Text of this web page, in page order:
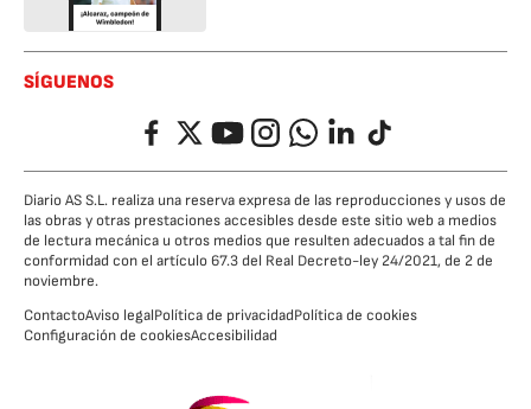
SÍGUENOS
FacebookTwitterYouTubeInstagramWhatsappLinkedIn
TikTok
Diario AS S.L. realiza una reserva expresa de las reproducciones y usos de
las obras y otras prestaciones accesibles desde este sitio web a medios
de lectura mecánica u otros medios que resulten adecuados a tal fin de
conformidad con el artículo 67.3 del Real Decreto-ley 24/2021, de 2 de
noviembre.
ContactoAviso legalPolítica de privacidadPolítica de cookies
Configuración de cookiesAccesibilidad